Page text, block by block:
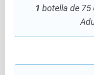
1 botella de 75